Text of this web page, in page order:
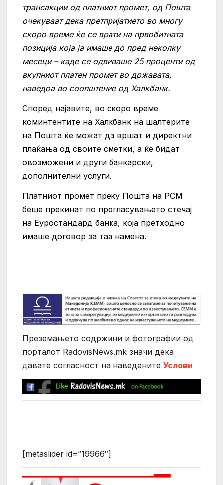
трансакции од платниот промет, од Пошта
очекуваат дека претпријатието во многу
скоро време ќе се врати на првобитната
позиција која ја имаше до пред неколку
месеци – каде се одвиваше 25 проценти од
вкупниот платен промет во државата,
наведоа во соопштение од Халкбанк.
Според најавите, во скоро време
коминтентите на Халкбанк на шалтерите
на Пошта ќе можат да вршат и директни
плаќања од своите сметки, а ќе бидат
овозможени и други банкарски,
дополнителни услуги.
Платниот промет преку Пошта на РСМ
беше прекинат по прогласувањето стечај
на Еуростандард банка, која претходно
имаше договор за таа намена.
Преземањето содржини и фотографии од
порталот RadovisNews.mk значи дека
давате согласност на нaведените Услови
[metaslider id=”19966″]